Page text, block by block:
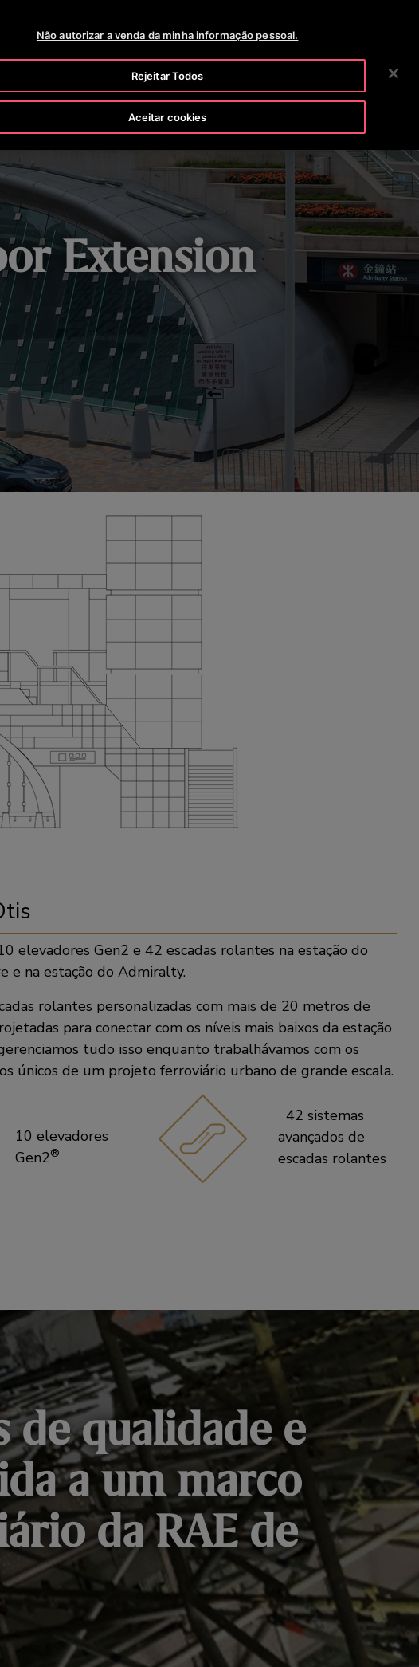
BLOG SALA DE NOTICIAS CARREIRAS 2 VIA DA FATURA
BUSCAR
Extension
elevadores Gen2 e 42 escadas rolantes na estação do
e na estação do Admiralty.
rolantes personalizadas com mais de 20 metros de
para conectar com os níveis mais baixos da estação
tudo isso enquanto trabalhávamos com os
únicos de um projeto ferroviário urbano de grande escala.
10 elevadores
Gen2®
42 sistemas
avançados de
escadas rolantes
de qualidade e
a um marco
da RAE de
Não autorizar a venda da minha informação pessoal.
Rejeitar Todos
Aceitar cookies